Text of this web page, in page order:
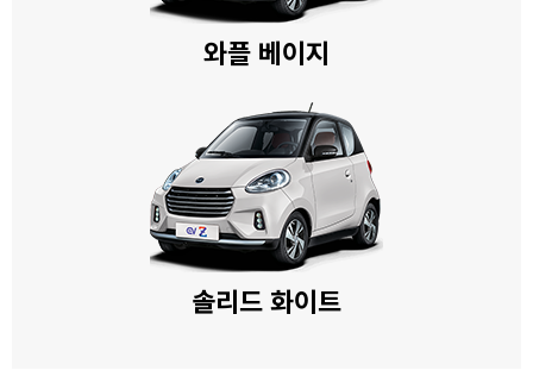
와플 베이지
솔리드 화이트